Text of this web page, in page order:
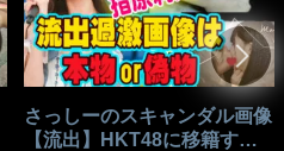
さっしーのスキャンダル画像
【流出】HKT48に移籍する